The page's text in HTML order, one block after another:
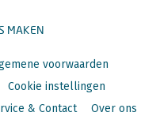
MAKEN
voorwaarden
Cookie instellingen
& Contact Over ons